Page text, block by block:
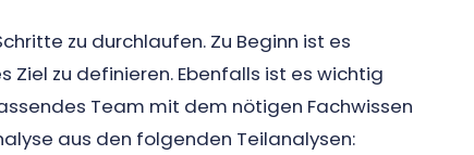
zu durchlaufen. Zu Beginn ist es
zu definieren. Ebenfalls ist es wichtig
Team mit dem nötigen Fachwissen
aus den folgenden Teilanalysen: